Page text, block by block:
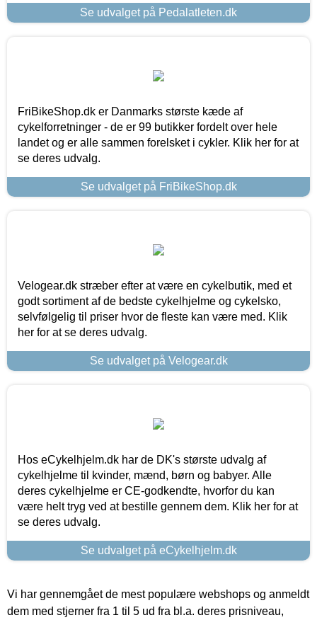
Se udvalget på Pedalatleten.dk
FriBikeShop.dk er Danmarks største kæde af
cykelforretninger - de er 99 butikker fordelt over hele
landet og er alle sammen forelsket i cykler. Klik her for at
se deres udvalg.
Se udvalget på FriBikeShop.dk
Velogear.dk stræber efter at være en cykelbutik, med et
godt sortiment af de bedste cykelhjelme og cykelsko,
selvfølgelig til priser hvor de fleste kan være med. Klik
her for at se deres udvalg.
Se udvalget på Velogear.dk
Hos eCykelhjelm.dk har de DK's største udvalg af
cykelhjelme til kvinder, mænd, børn og babyer. Alle
deres cykelhjelme er CE-godkendte, hvorfor du kan
være helt tryg ved at bestille gennem dem. Klik her for at
se deres udvalg.
Se udvalget på eCykelhjelm.dk
Vi har gennemgået de mest populære webshops og anmeldt
dem med stjerner fra 1 til 5 ud fra bl.a. deres prisniveau,